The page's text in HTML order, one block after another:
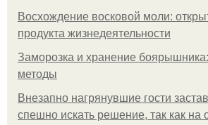
Восхождение восковой моли:
продукта жизнедеятельности
Заморозка и хранение
методы
Внезапно нагрянувшие гости
спешно искать решение, так как на